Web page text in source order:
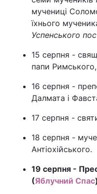
мучениці
їхнього
Успенського
15 серпня -
папи
16 серпня -
Далмата і
17 серпня -
18 серпня -
Антіохійського.
19 серпня -
(Яблучний Спас